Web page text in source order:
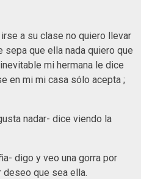
a su clase no quiero llevar
sepa que ella nada quiero que
mi hermana le dice
en mi mi casa sólo acepta ;
nadar- dice viendo la
digo y veo una gorra por
que sea ella.